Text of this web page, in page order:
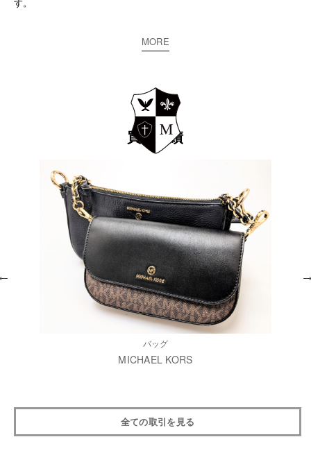
MORE
買取実績
バッグ
MICHAEL KORS
全ての取引を見る